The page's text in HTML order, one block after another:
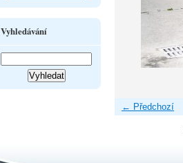
← Předchozí
Vyhledávání